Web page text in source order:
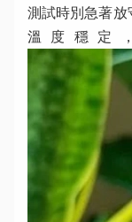
測試時別急著
溫度穩定